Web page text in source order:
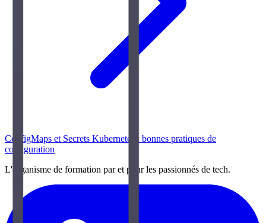
ConfigMaps et Secrets Kubernetes : bonnes pratiques de
configuration
L'organisme de formation par et pour les passionnés de tech.